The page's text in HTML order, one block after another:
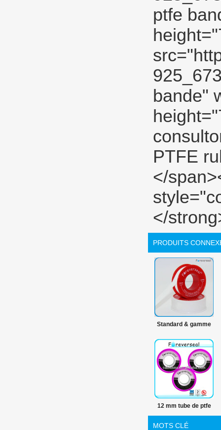
PRODUITS
Standard & gamme
de produits PTFE
100% PTFE matières
premières ruban
PTFE
12 mm tube de ptfe
ruban fil
MOTS CLÉ